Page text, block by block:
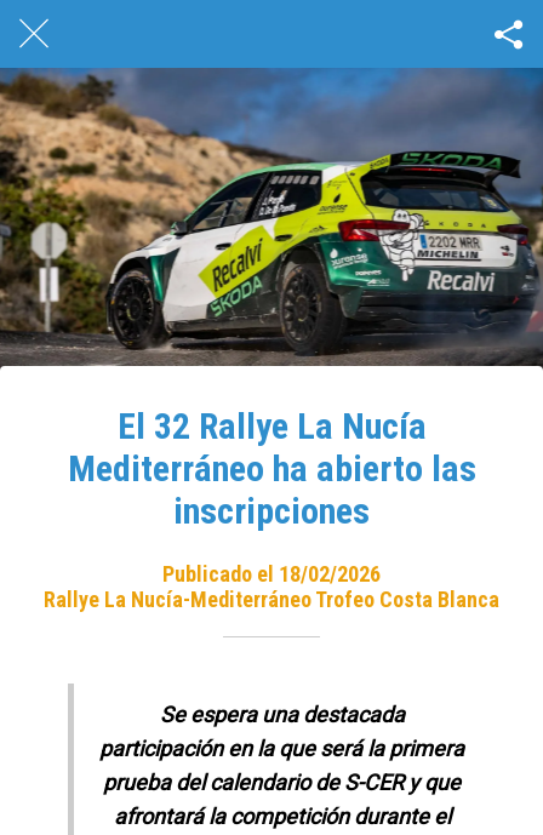
El 32 Rallye La Nucía
Mediterráneo ha abierto las
inscripciones
Publicado el 18/02/2026
Rallye La Nucía-Mediterráneo Trofeo Costa Blanca
Se espera una destacada
participación en la que será la primera
prueba del calendario de S-CER y que
afrontará la competición durante el